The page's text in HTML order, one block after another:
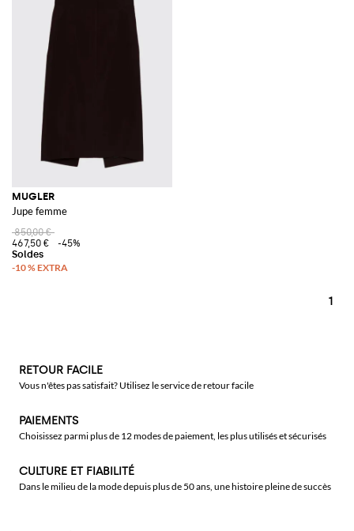
MUGLER
Jupe femme
850,00 €
467,50 €
-45%
1
RETOUR FACILE
Vous n'êtes pas satisfait? Utilisez le service de retour facile
PAIEMENTS
Choisissez parmi plus de 12 modes de paiement, les plus utilisés et sécurisés
CULTURE ET FIABILITÉ
Dans le milieu de la mode depuis plus de 50 ans, une histoire pleine de succès